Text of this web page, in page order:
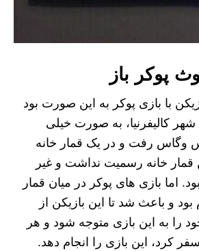
پوکر باز
با بازی پوکر به این صورت بود
کالیفرنیا، به صورت خیلی
وگاس رفت و در یک قمار خانه
قمار خانه رسمیت نداشت و غیر
اما بازی های پوکر در میان قمار
و باعث شد تا این بازیکن از
را به این بازی متوجه شود و هر
کرد، این بازی را انجام دهد‌.